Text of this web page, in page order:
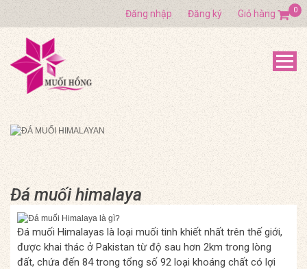
Đăng nhập Đăng ký Giỏ hàng 0
Đá muối himalaya
Đá muối Himalayas là loại muối tinh khiết nhất trên thế giới,
được khai thác ở Pakistan từ độ sau hơn 2km trong lòng
đất, chứa đến 84 trong tổng số 92 loại khoáng chất có lợi